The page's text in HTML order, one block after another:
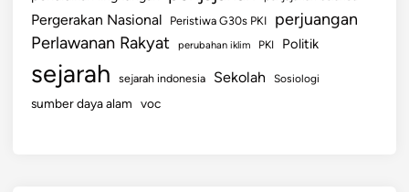
Pergerakan Nasional Peristiwa G30s PKI perjuangan
Perlawanan Rakyat perubahan iklim PKI Politik
sejarah sejarah indonesia Sekolah Sosiologi
sumber daya alam voc